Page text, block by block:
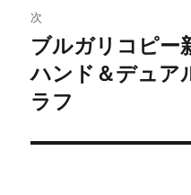
ゲ
ー
シ
次
次
の
投
ブルガリコピー
ハンド＆デュア
ラフ